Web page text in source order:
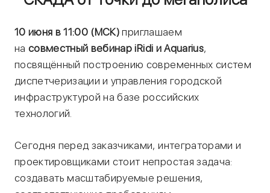
10 июня в 11:00 (МСК) приглашаем
насовместный вебинар iRidi и Aquarius,
посвящённый построению современных систем
диспетчеризации и управления городской
инфраструктурой на базе российских
технологий.
Сегодня перед заказчиками, интеграторами и
проектировщиками стоит непростая задача:
создавать масштабируемые решения,